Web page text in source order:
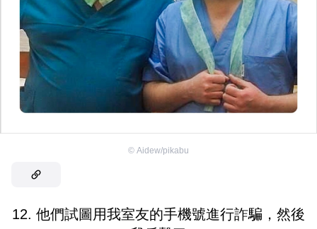
© Aidew/pikabu
12. 他們試圖用我室友的手機號進行詐騙，然後